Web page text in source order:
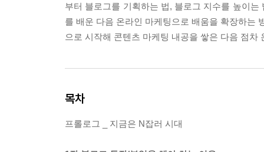
부터 블로그를 기획하는 법, 블로그 지수를 높이
를 배운 다음 온라인 마케팅으로 배움을 확장하는
으로 시작해 콘텐츠 마케팅 내공을 쌓은 다음 점
목차
프롤로그 _ 지금은 N잡러 시대